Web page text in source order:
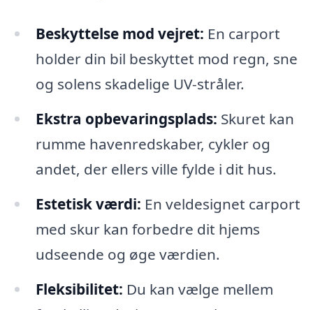
Beskyttelse mod vejret: En carport
holder din bil beskyttet mod regn, sne
og solens skadelige UV-stråler.
Ekstra opbevaringsplads: Skuret kan
rumme havenredskaber, cykler og
andet, der ellers ville fylde i dit hus.
Estetisk værdi: En veldesignet carport
med skur kan forbedre dit hjems
udseende og øge værdien.
Fleksibilitet: Du kan vælge mellem